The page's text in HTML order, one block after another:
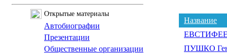
Открытые материалы
Автобиографии
Презентации
Общественные организации
Название
ПУШКО